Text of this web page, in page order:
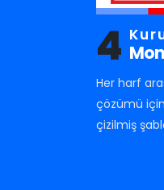
4
Her harf
çözümü
çizilmiş